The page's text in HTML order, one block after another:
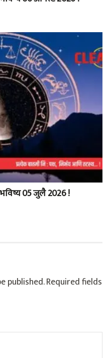
05 जुलै 2026 !
published.Required fields